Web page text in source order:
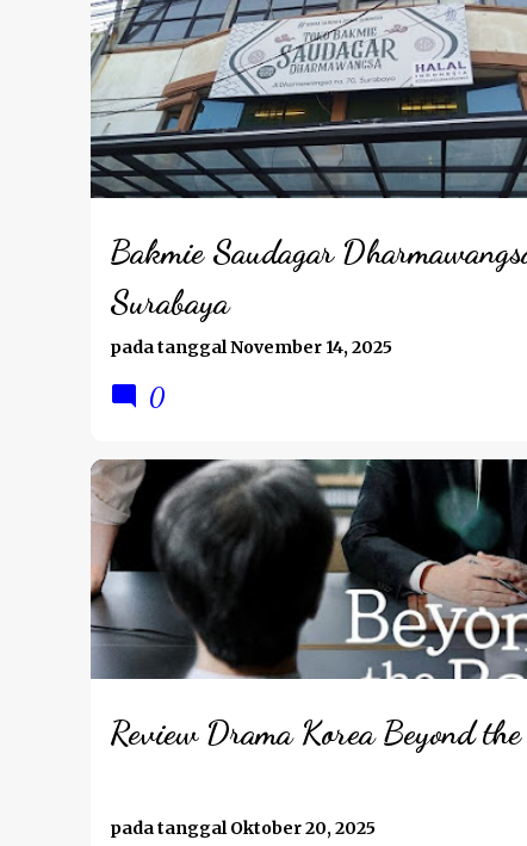
P
o
s
t
i
n
Bakmie Saudagar
Surabaya
pada tanggalNovember 14, 2025
KULINER
0
Review Drama Korea Beyond
pada tanggalOktober 20, 2025
REVIEW DRAMA